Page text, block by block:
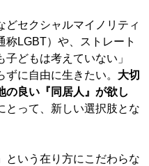
セクシャルマイノリティ
称LGBT）や、ストレート
どもは考えていない」
ずに自由に生きたい。 大切
の良い『同居人』が欲し
とって、新しい選択肢とな
いう在り方にこだわらな